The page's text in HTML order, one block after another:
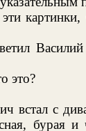
картинки,
это?
встал с
бурая и